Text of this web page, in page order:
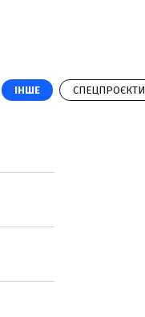
ІНШЕ СПЕЦПРОЄКТИ